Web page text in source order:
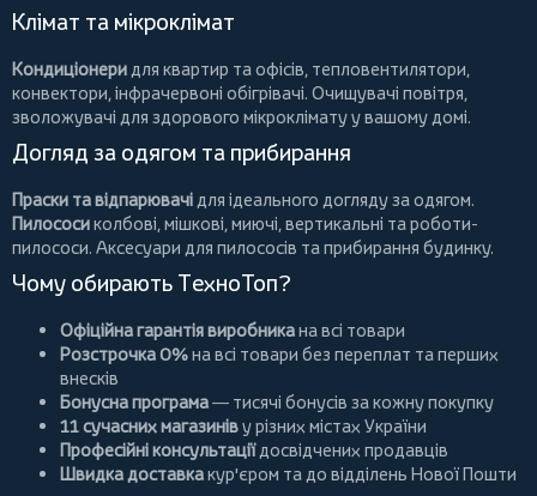
Клімат та мікроклімат
Кондиціонеридля квартир та офісів, тепловентилятори,
конвектори,інфрачервоні обігрівачі. Очищувачі повітря,
зволожувачі для здорового мікроклімату у вашому домі.
Догляд за одягом та прибирання
Праски та відпарювачідля ідеального догляду за одягом.
Пилососиколбові,мішкові,миючі,вертикальні тароботи-
пилососи. Аксесуари для пилососів та прибирання будинку.
Чому обирають ТехноТоп?
Офіційна гарантія виробникана всі товари
Розстрочка 0%на всі товари без переплат та перших
внесків
Бонусна програма— тисячі бонусів за кожну покупку
11 сучасних магазиніву різних містах України
Професійні консультаціїдосвідчених продавців
Швидка доставкакур'єром та до відділень Нової Пошти